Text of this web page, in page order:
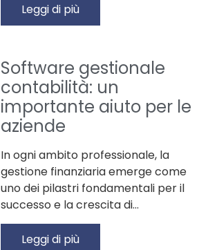
Leggi di più
Software gestionale
contabilità: un
importante aiuto per le
aziende
In ogni ambito professionale, la
gestione finanziaria emerge come
uno dei pilastri fondamentali per il
successo e la crescita di…
Leggi di più